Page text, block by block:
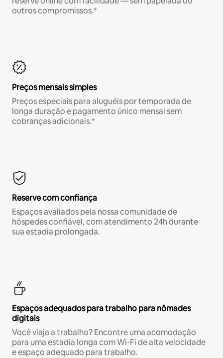
outros compromissos.*
Preços mensais simples
Preços especiais para aluguéis por temporada de
longa duração e pagamento único mensal sem
cobranças adicionais.*
Reserve com confiança
Espaços avaliados pela nossa comunidade de
hóspedes confiável, com atendimento 24h durante
sua estadia prolongada.
Espaços adequados para trabalho para nômades
digitais
Você viaja a trabalho? Encontre uma acomodação
para uma estadia longa com Wi-Fi de alta velocidade
e espaço adequado para trabalho.